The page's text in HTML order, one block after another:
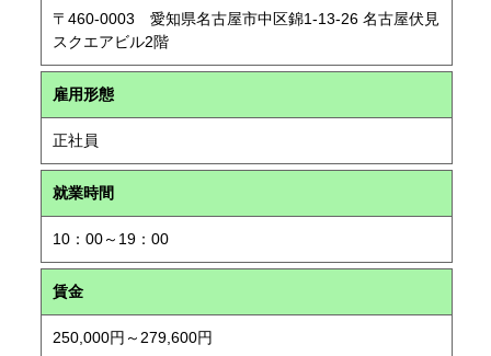
〒460-0003 愛知県名古屋市中区錦1-13-26 名古屋伏見
スクエアビル2階
雇用形態
正社員
就業時間
10：00～19：00
賃金
250,000円～279,600円